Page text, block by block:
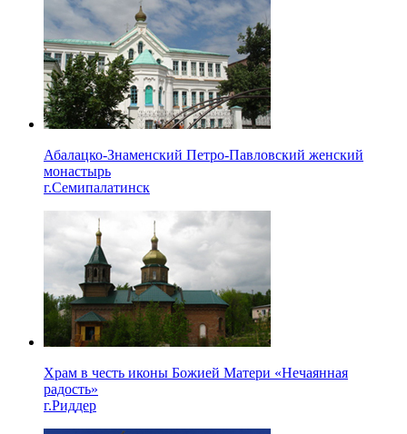
Абалацко-Знаменский Петро-Павловский женский
монастырь
г.Семипалатинск
Храм в честь иконы Божией Матери «Нечаянная
радость»
г.Риддер